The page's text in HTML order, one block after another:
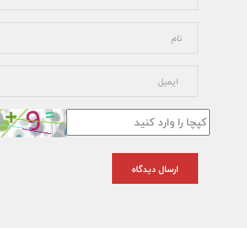
ارسال دیدگاه